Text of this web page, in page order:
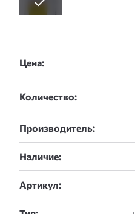
Цена:
Количество:
Производитель:
Наличие:
Артикул: